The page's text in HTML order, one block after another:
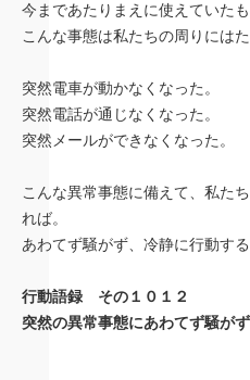
今まであたりまえに使えていた
こんな事態は私たちの周りにはた
突然電車が動かなくなった。
突然電話が通じなくなった。
突然メールができなくなった。
こんな異常事態に備えて、私た
れば。
あわてず騒がず、冷静に行動する
行動語録 その１０１２
突然の異常事態にあわてず騒が